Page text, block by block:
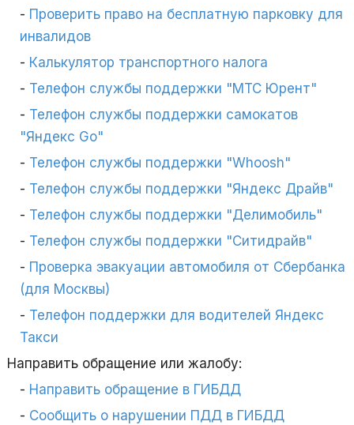
Проверить право на бесплатную парковку для
инвалидов
Калькулятор транспортного налога
Телефон службы поддержки "МТС Юрент"
Телефон службы поддержки самокатов
"Яндекс Go"
Телефон службы поддержки "Whoosh"
Телефон службы поддержки "Яндекс Драйв"
Телефон службы поддержки "Делимобиль"
Телефон службы поддержки "Ситидрайв"
Проверка эвакуации автомобиля от Сбербанка
(для Москвы)
Телефон поддержки для водителей Яндекс
Такси
Направить обращение или жалобу:
Направить обращение в ГИБДД
Сообщить о нарушении ПДД в ГИБДД